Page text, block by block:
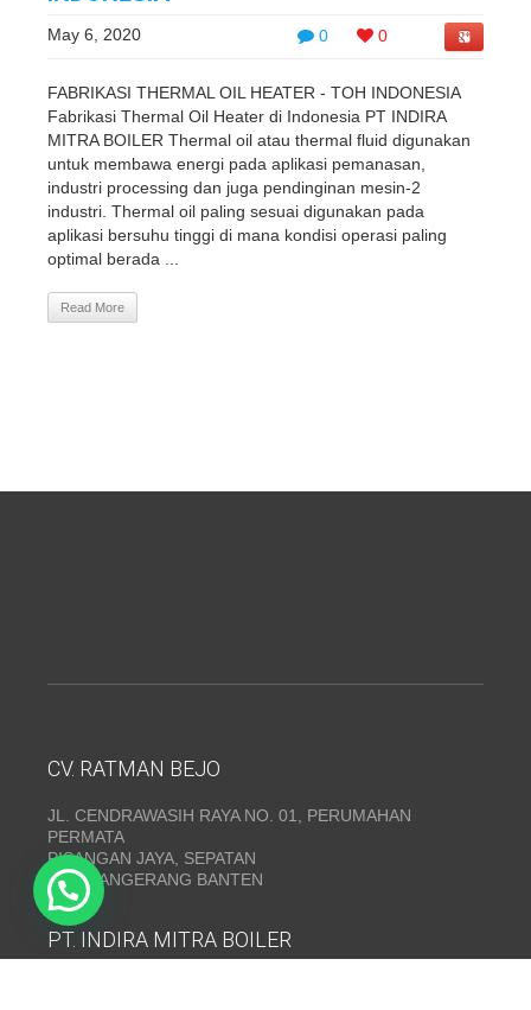
0 0
May 6, 2020
FABRIKASI THERMAL OIL HEATER - TOH INDONESIA
Fabrikasi Thermal Oil Heater di Indonesia PT INDIRA
MITRA BOILER Thermal oil atau thermal fluid digunakan
untuk membawa energi pada aplikasi pemanasan,
industri processing dan juga pendinginan mesin-2
industri. Thermal oil paling sesuai digunakan pada
aplikasi bersuhu tinggi di mana kondisi operasi paling
optimal berada ...
Read More
CV. RATMAN BEJO
JL. CENDRAWASIH RAYA NO. 01, PERUMAHAN
PERMATA
PISANGAN JAYA, SEPATAN
KAB. TANGERANG BANTEN
PT. INDIRA MITRA BOILER